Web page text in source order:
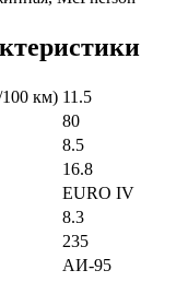
км) 11.5
80
8.5
16.8
EURO IV
8.3
235
АИ-95